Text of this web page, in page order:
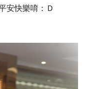
安快樂唷：Ｄ